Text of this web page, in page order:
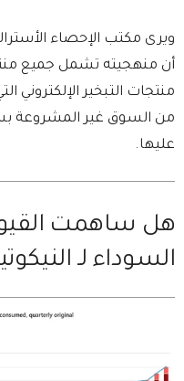
ويرى مكتب الإحصاء
أن منهجيته تشمل جميع
منتجات التبخير الإلكتروني
من السوق غير المشروعة
عليها.
هل ساهمت
السوداء لـ